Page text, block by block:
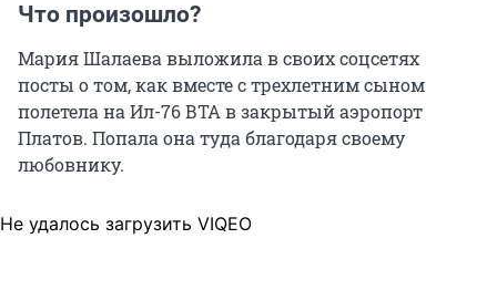
Что произошло?
Мария Шалаева выложила в своих соцсетях
посты о том, как вместе с трехлетним сыном
полетела на Ил-76 ВТА в закрытый аэропорт
Платов. Попала она туда благодаря своему
любовнику.
Не удалось загрузить VIQEO